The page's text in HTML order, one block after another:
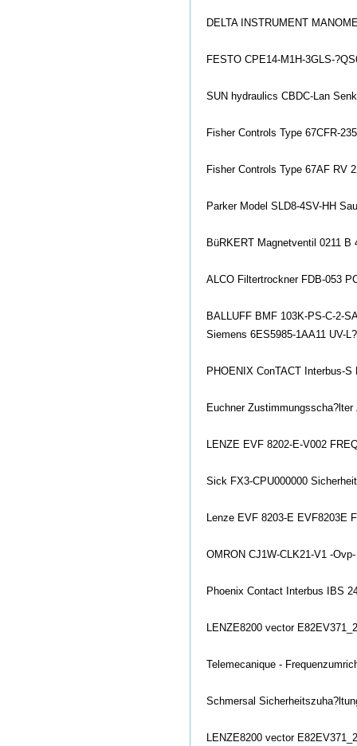
DELTA INSTRUMENT
FESTO CPE14-M1H-3GLS-
SUN hydraulics CBDC-Lan
Fisher Controls Type 67CFR-235
Fisher Controls Type 67AF RV
Parker Model SLD8-4SV-HH
BüRKERT Magnetventil 0211 B
ALCO Filtertrockner FDB-053
BALLUFF BMF 103K-PS-C-2-
Siemens 6ES5985-1AA11 UV-
PHOENIX ConTACT Interbus-S
Euchner Zustimmungsscha?lter
LENZE EVF 8202-E-V002
Sick FX3-CPU000000
Lenze EVF 8203-E EVF8203E
OMRON CJ1W-CLK21-V1 -Ovp-
Phoenix Contact Interbus IBS
LENZE8200 vector
Telemecanique -
Schmersal
LENZE8200 vector